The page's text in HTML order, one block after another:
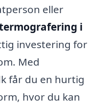
eller
i
investering for
Med
får du en hurtig
hvor du kan